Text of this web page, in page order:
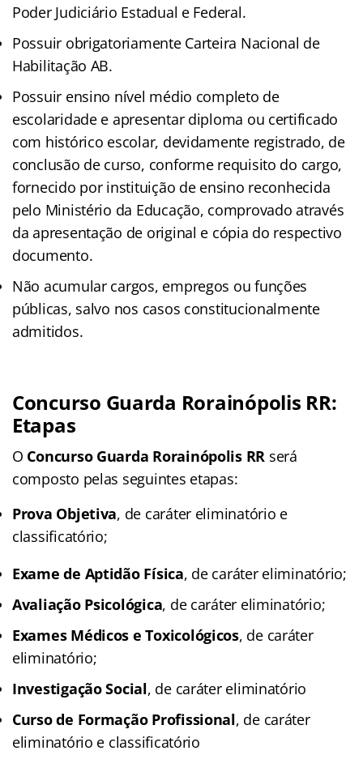
Poder Judiciário Estadual e Federal.
Possuir obrigatoriamente Carteira Nacional de
Habilitação AB.
Possuir ensino nível médio completo de
escolaridade e apresentar diploma ou certificado
com histórico escolar, devidamente registrado, de
conclusão de curso, conforme requisito do cargo,
fornecido por instituição de ensino reconhecida
pelo Ministério da Educação, comprovado através
da apresentação de original e cópia do respectivo
documento.
Não acumular cargos, empregos ou funções
públicas, salvo nos casos constitucionalmente
admitidos.
Concurso Guarda Rorainópolis RR:
Etapas
O Concurso Guarda Rorainópolis RR será
composto pelas seguintes etapas:
Prova Objetiva, de caráter eliminatório e
classificatório;
Exame de Aptidão Física, de caráter eliminatório;
Avaliação Psicológica, de caráter eliminatório;
Exames Médicos e Toxicológicos, de caráter
eliminatório;
Investigação Social, de caráter eliminatório
Curso de Formação Profissional, de caráter
eliminatório e classificatório